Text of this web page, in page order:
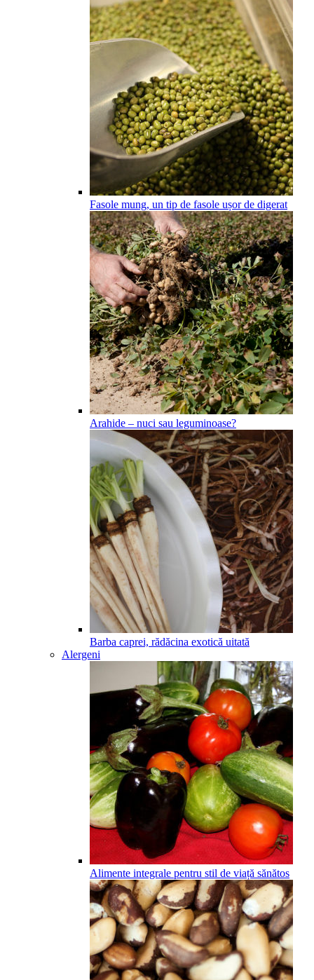
Fasole mung, un tip de fasole ușor de digerat
Arahide – nuci sau leguminoase?
Barba caprei, rădăcina exotică uitată
Alergeni
Alimente integrale pentru stil de viață sănătos